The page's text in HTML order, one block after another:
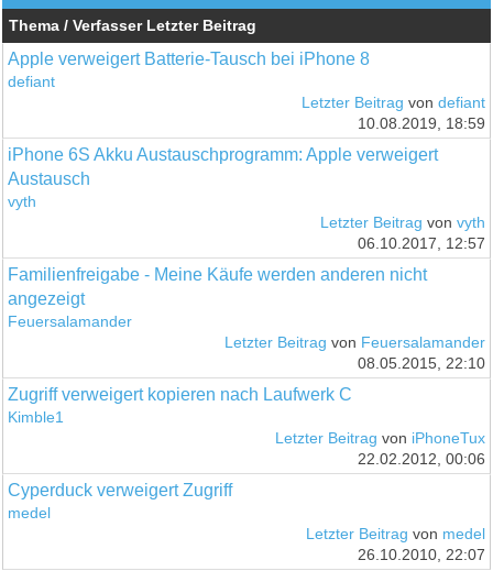
Thema / Verfasser Letzter Beitrag
Apple verweigert Batterie-Tausch bei iPhone 8
defiant
Letzter Beitrag von defiant
10.08.2019, 18:59
iPhone 6S Akku Austauschprogramm: Apple verweigert
Austausch
vyth
Letzter Beitrag von vyth
06.10.2017, 12:57
Familienfreigabe - Meine Käufe werden anderen nicht
angezeigt
Feuersalamander
Letzter Beitrag von Feuersalamander
08.05.2015, 22:10
Zugriff verweigert kopieren nach Laufwerk C
Kimble1
Letzter Beitrag von iPhoneTux
22.02.2012, 00:06
Cyperduck verweigert Zugriff
medel
Letzter Beitrag von medel
26.10.2010, 22:07